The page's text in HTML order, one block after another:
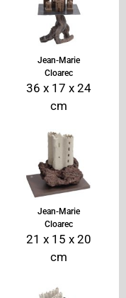
Jean-Marie
Cloarec
36 x 17 x 24
cm
Jean-Marie
Cloarec
21 x 15 x 20
cm